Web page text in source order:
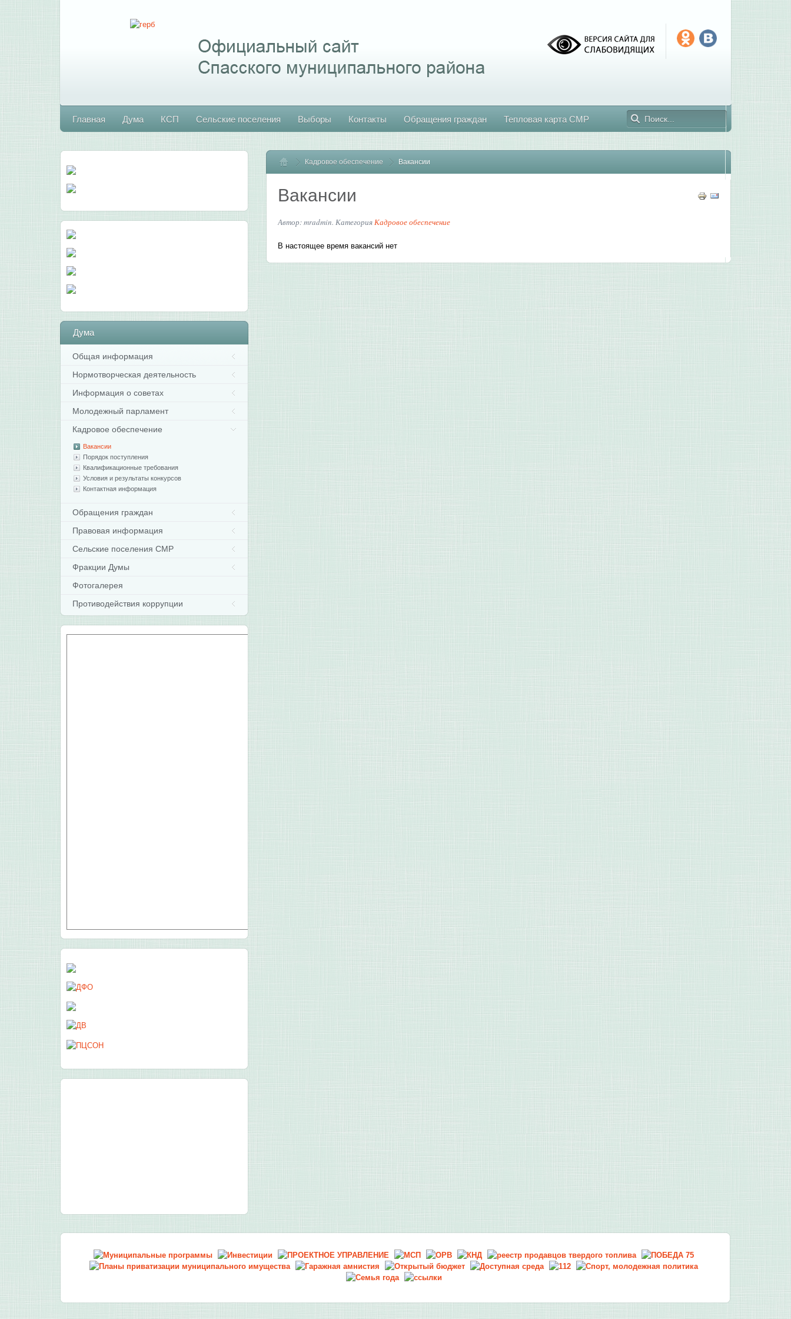
Главная Дума КСП Сельские поселения Выборы Контакты Обращения граждан Тепловая карта СМР
Главная
Кадровое обеспечение Вакансии
Вакансии
Автор: mradmin. КатегорияКадровое обеспечение
В настоящее время вакансий нет
Дума
Общая информация
Нормотворческая деятельность
Информация о советах
Молодежный парламент
Кадровое обеспечение
Вакансии
Порядок поступления
Квалификационные требования
Условия и результаты конкурсов
Контактная информация
Обращения граждан
Правовая информация
Сельские поселения СМР
Фракции Думы
Фотогалерея
Противодействия коррупции